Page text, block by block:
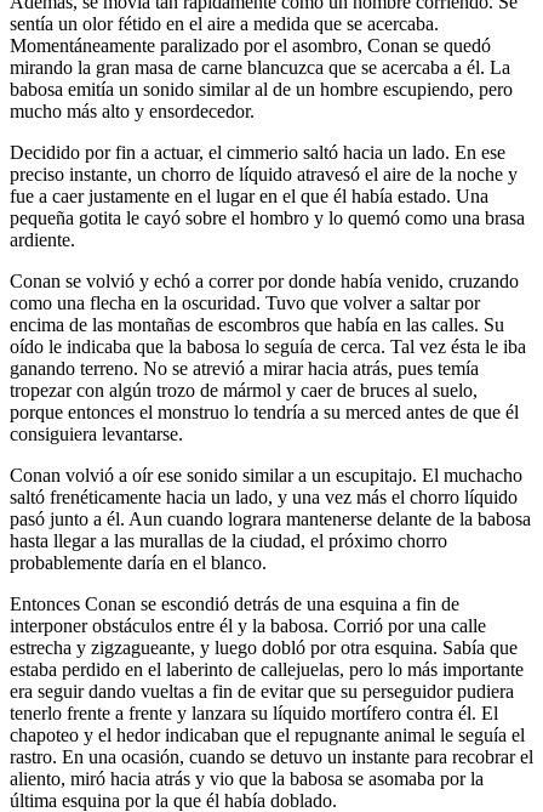
sentía un olor fétido en el aire a medida que se acercaba.
Momentáneamente paralizado por el asombro, Conan se quedó
mirando la gran masa de carne blancuzca que se acercaba a él. La
babosa emitía un sonido similar al de un hombre escupiendo, pero
mucho más alto y ensordecedor.
Decidido por fin a actuar, el cimmerio saltó hacia un lado. En ese
preciso instante, un chorro de líquido atravesó el aire de la noche y
fue a caer justamente en el lugar en el que él había estado. Una
pequeña gotita le cayó sobre el hombro y lo quemó como una brasa
ardiente.
Conan se volvió y echó a correr por donde había venido, cruzando
como una flecha en la oscuridad. Tuvo que volver a saltar por
encima de las montañas de escombros que había en las calles. Su
oído le indicaba que la babosa lo seguía de cerca. Tal vez ésta le iba
ganando terreno. No se atrevió a mirar hacia atrás, pues temía
tropezar con algún trozo de mármol y caer de bruces al suelo,
porque entonces el monstruo lo tendría a su merced antes de que él
consiguiera levantarse.
Conan volvió a oír ese sonido similar a un escupitajo. El muchacho
saltó frenéticamente hacia un lado, y una vez más el chorro líquido
pasó junto a él. Aun cuando lograra mantenerse delante de la babosa
hasta llegar a las murallas de la ciudad, el próximo chorro
probablemente daría en el blanco.
Entonces Conan se escondió detrás de una esquina a fin de
interponer obstáculos entre él y la babosa. Corrió por una calle
estrecha y zigzagueante, y luego dobló por otra esquina. Sabía que
estaba perdido en el laberinto de callejuelas, pero lo más importante
era seguir dando vueltas a fin de evitar que su perseguidor pudiera
tenerlo frente a frente y lanzara su líquido mortífero contra él. El
chapoteo y el hedor indicaban que el repugnante animal le seguía el
rastro. En una ocasión, cuando se detuvo un instante para recobrar el
aliento, miró hacia atrás y vio que la babosa se asomaba por la
última esquina por la que él había doblado.